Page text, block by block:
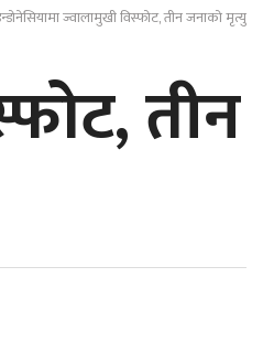
ज्वालामुखी विस्फोट, तीन जनाको मृत्यु
तीन